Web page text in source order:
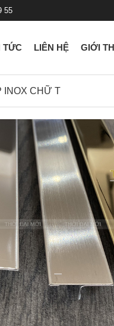
55
TỨC LIÊN HỆ GIỚI
INOX CHỮ T